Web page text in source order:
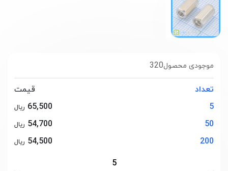
320موجودی محصول
تعداد
قیمت
5
65,500 ریال
50
54,700 ریال
200
54,500 ریال